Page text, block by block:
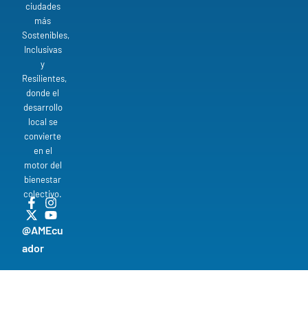
ciudades
más
Sostenibles,
Inclusivas
y
Resilientes,
donde el
desarrollo
local se
convierte
en el
motor del
bienestar
colectivo.
@AMEcu
ador